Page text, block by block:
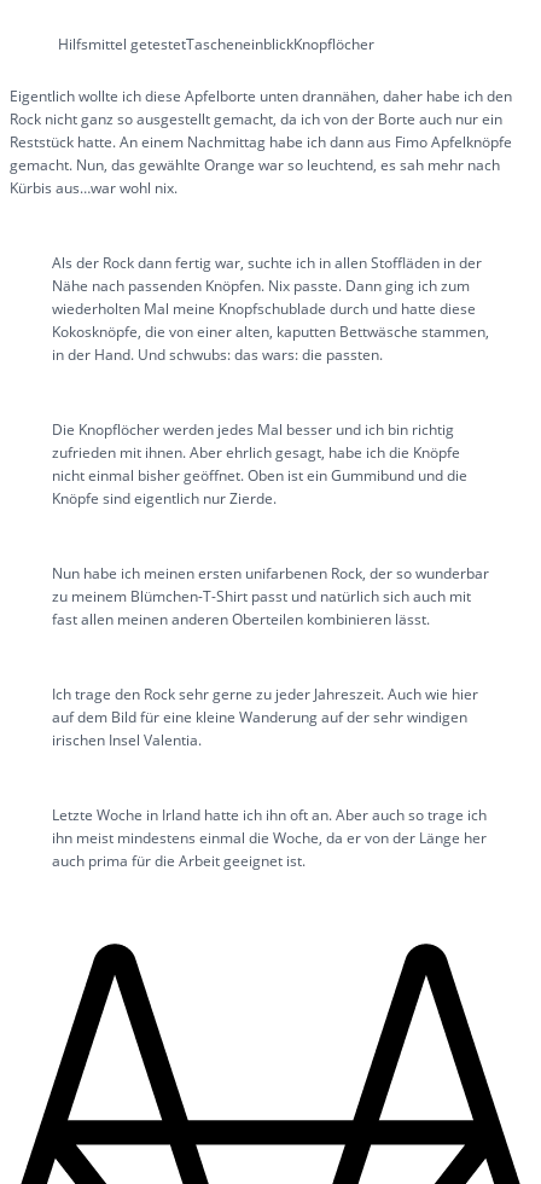
Hilfsmittel getestetTascheneinblickKnopflöcher
Eigentlich wollte ich diese Apfelborte unten drannähen, daher habe ich den
Rock nicht ganz so ausgestellt gemacht, da ich von der Borte auch nur ein
Reststück hatte. An einem Nachmittag habe ich dann aus Fimo Apfelknöpfe
gemacht. Nun, das gewählte Orange war so leuchtend, es sah mehr nach
Kürbis aus…war wohl nix.
Als der Rock dann fertig war, suchte ich in allen Stoffläden in der
Nähe nach passenden Knöpfen. Nix passte. Dann ging ich zum
wiederholten Mal meine Knopfschublade durch und hatte diese
Kokosknöpfe, die von einer alten, kaputten Bettwäsche stammen,
in der Hand. Und schwubs: das wars: die passten.
Die Knopflöcher werden jedes Mal besser und ich bin richtig
zufrieden mit ihnen. Aber ehrlich gesagt, habe ich die Knöpfe
nicht einmal bisher geöffnet. Oben ist ein Gummibund und die
Knöpfe sind eigentlich nur Zierde.
Nun habe ich meinen ersten unifarbenen Rock, der so wunderbar
zu meinem Blümchen-T-Shirt passt und natürlich sich auch mit
fast allen meinen anderen Oberteilen kombinieren lässt.
Ich trage den Rock sehr gerne zu jeder Jahreszeit. Auch wie hier
auf dem Bild für eine kleine Wanderung auf der sehr windigen
irischen Insel Valentia.
Letzte Woche in Irland hatte ich ihn oft an. Aber auch so trage ich
ihn meist mindestens einmal die Woche, da er von der Länge her
auch prima für die Arbeit geeignet ist.